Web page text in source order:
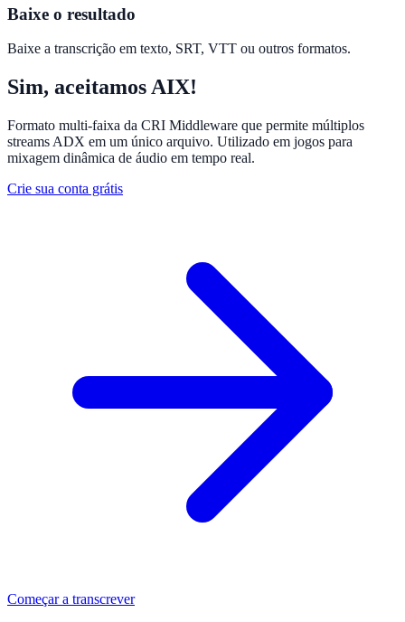
Baixe o resultado
Baixe a transcrição em texto, SRT, VTT ou outros formatos.
Sim, aceitamos AIX!
Formato multi-faixa da CRI Middleware que permite múltiplos
streams ADX em um único arquivo. Utilizado em jogos para
mixagem dinâmica de áudio em tempo real.
Crie sua conta grátis
Começar a transcrever